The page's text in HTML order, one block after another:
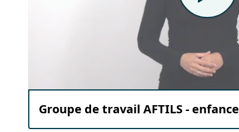
Groupe de travail AFTILS - enfance